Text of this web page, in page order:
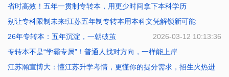
2026-07-16 10:01:41
省时高效！五年一贯制专转本，用更少时间拿下本科学历
2026-07-14 10:27:34
别让专科限制未来!江苏五年制专转本用本科文凭解锁新可能
2026-07-01 09:54:04
26年专转本：五年沉淀，一朝破茧
2026-03-12 10:13:36
专转本不是“学霸专属”！普通人找对方向，一样能上岸
2026-02-11 10:40:47
江苏瀚宣博大：懂江苏升学考情，更懂你的提分需求，招生火热进